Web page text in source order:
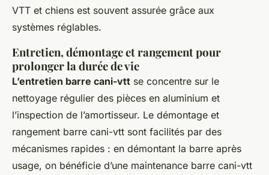
VTT et chiens est souvent assurée grâce aux
systèmes réglables.
Entretien, démontage et rangement pour
prolonger la durée de vie
L’entretien barre cani-vtt se concentre sur le
nettoyage régulier des pièces en aluminium et
l’inspection de l’amortisseur. Le démontage et
rangement barre cani-vtt sont facilités par des
mécanismes rapides : en démontant la barre après
usage, on bénéficie d’une maintenance barre cani-vtt